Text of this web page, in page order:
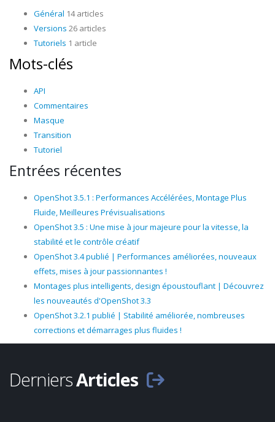
Général 14 articles
Versions 26 articles
Tutoriels 1 article
Mots-clés
API
Commentaires
Masque
Transition
Tutoriel
Entrées récentes
OpenShot 3.5.1 : Performances Accélérées, Montage Plus
Fluide, Meilleures Prévisualisations
OpenShot 3.5 : Une mise à jour majeure pour la vitesse, la
stabilité et le contrôle créatif
OpenShot 3.4 publié | Performances améliorées, nouveaux
effets, mises à jour passionnantes !
Montages plus intelligents, design époustouflant | Découvrez
les nouveautés d'OpenShot 3.3
OpenShot 3.2.1 publié | Stabilité améliorée, nombreuses
corrections et démarrages plus fluides !
DerniersArticles